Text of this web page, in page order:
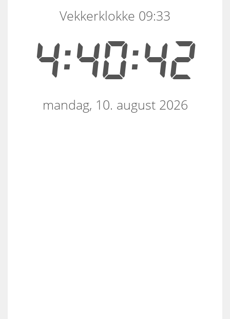
4:40:42
Vekkerklokke 09:33
mandag, 10. august 2026